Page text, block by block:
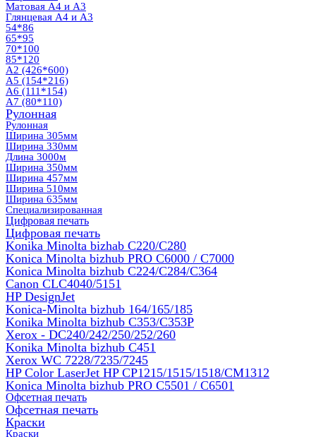
Матовая А4 и А3
Глянцевая А4 и А3
54*86
65*95
70*100
85*120
А2 (426*600)
А5 (154*216)
А6 (111*154)
А7 (80*110)
Рулонная
Рулонная
Ширина 305мм
Ширина 330мм
Длина 3000м
Ширина 350мм
Ширина 457мм
Ширина 510мм
Ширина 635мм
Специализированная
Цифровая печать
Цифровая печать
Konika Minolta bizhab C220/C280
Konica Minolta bizhub PRO C6000 / C7000
Konica Minolta bizhub С224/С284/С364
Canon CLC4040/5151
HP DesignJet
Konica-Minolta bizhub 164/165/185
Konika Minolta bizhub C353/C353Р
Xerox - DC240/242/250/252/260
Konika Minolta bizhub C451
Xerox WC 7228/7235/7245
HP Color LaserJet HP CP1215/1515/1518/CM1312
Konica Minolta bizhub PRO С5501 / С6501
Офсетная печать
Офсетная печать
Краски
Краски